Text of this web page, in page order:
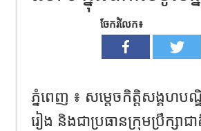
ចែករំលែក៖
ភ្នំពេញ ៖ សម្តេចកិត្តិសង្គហ
រៀង និងជាប្រធានក្រុមប្រឹក្សា